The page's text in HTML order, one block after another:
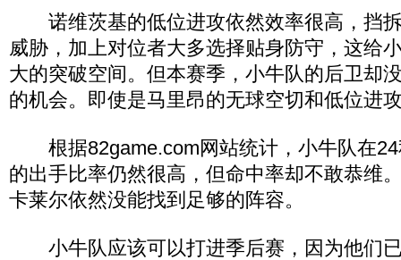
诺维茨基的低位进攻依然效率很高，挡
威胁，加上对位者大多选择贴身防守，这给
大的突破空间。但本赛季，小牛队的后卫却
的机会。即使是马里昂的无球空切和低位进
根据82game.com网站统计，小牛队在24
的出手比率仍然很高，但命中率却不敢恭维
卡莱尔依然没能找到足够的阵容。
小牛队应该可以打进季后赛，因为他们